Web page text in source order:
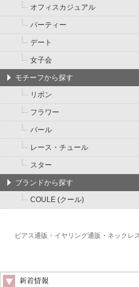
オフィスカジュアル
パーティー
デート
女子会
モチーフから探す
リボン
フラワー
パール
レース・チュール
スター
ブランドから探す
COULE (クール)
ピアス通販・イヤリング通販・ネックレ